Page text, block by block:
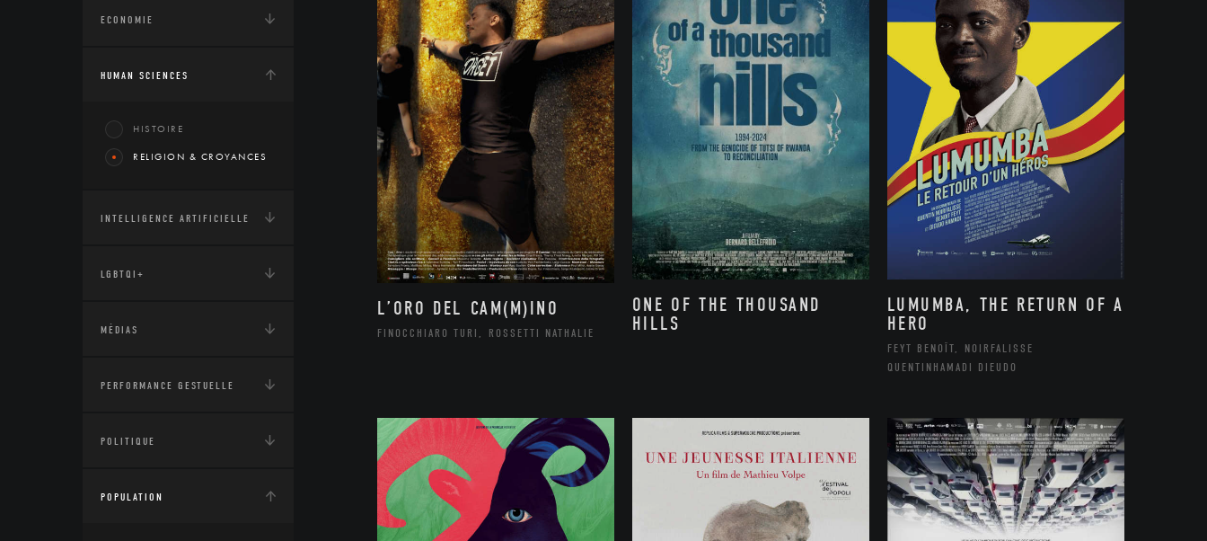
ECONOMIE
HUMAN SCIENCES
HISTOIRE
RELIGION & CROYANCES
INTELLIGENCE ARTIFICIELLE
LGBTQI+
MÉDIAS
PERFORMANCE GESTUELLE
POLITIQUE
POPULATION
L’ORO DEL CAM(M)INO
FINOCCHIARO TURI, ROSSETTI NATHALIE
ONE OF THE THOUSAND
HILLS
LUMUMBA, THE RETURN OF A
HERO
FEYT BENOÎT, NOIRFALISSE
QUENTINHAMADI DIEUDO